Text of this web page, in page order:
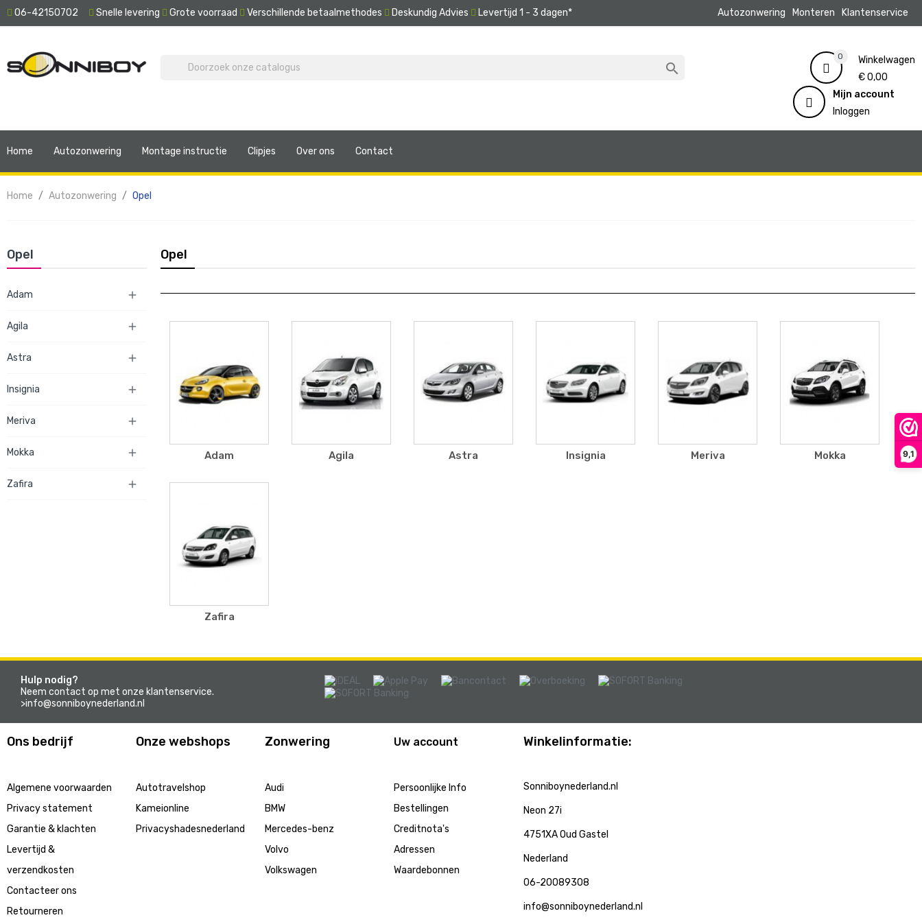
9,1
06-42150702 Snelle levering Grote voorraad Verschillende betaalmethodes Deskundig Advies Levertijd 1 - 3 dagen* Autozonwering Monteren Klantenservice

0
Winkelwagen
€ 0,00
Mijn account
Inloggen
Home Autozonwering Montage instructie Clipjes Over ons Contact
Home Autozonwering Opel
Opel
Adam 
Agila 
Astra 
Insignia 
Meriva 
Mokka 
Zafira 
Opel
Adam Agila Astra Insignia Meriva Mokka
Zafira
Hulp nodig?
Neem contact op met onze klantenservice.
>info@sonniboynederland.nl
Ons bedrijf
Algemene voorwaarden
Privacy statement
Garantie & klachten
Levertijd &
verzendkosten
Contacteer ons
Retourneren
Onze webshops
Autotravelshop
Kameionline
Privacyshadesnederland
Zonwering
Audi
BMW
Mercedes-benz
Volvo
Volkswagen
Uw account
Persoonlijke Info
Bestellingen
Creditnota's
Adressen
Waardebonnen
Winkelinformatie:
Sonniboynederland.nl
Neon 27i
4751XA Oud Gastel
Nederland
06-20089308
info@sonniboynederland.nl